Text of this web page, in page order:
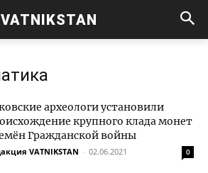
VATNIKSTAN
археологи установили
крупного клада монет
Гражданской войны
VATNIKSTAN - 02.06.2021 0